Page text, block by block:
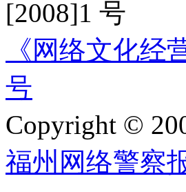
[2008]1 号
《网络文化经
号
Copyright ©
福州网络警察